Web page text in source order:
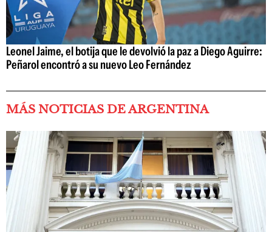
Leonel Jaime, el botija que le devolvió la paz a Diego Aguirre:
Peñarol encontró a su nuevo Leo Fernández
MÁS NOTICIAS DE ARGENTINA